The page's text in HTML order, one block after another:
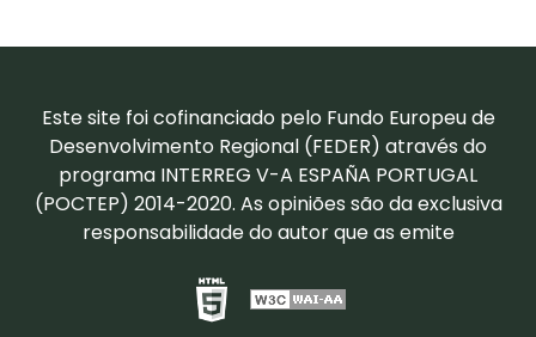
Este site foi cofinanciado pelo Fundo Europeu de
Desenvolvimento Regional (FEDER) através do
programa INTERREG V-A ESPAÑA PORTUGAL
(POCTEP) 2014-2020. As opiniões são da exclusiva
responsabilidade do autor que as emite